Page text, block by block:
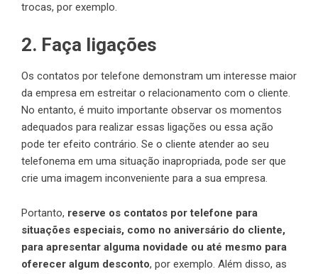
trocas, por exemplo.
2. Faça ligações
Os contatos por telefone demonstram um interesse maior
da empresa em estreitar o relacionamento com o cliente.
No entanto, é muito importante observar os momentos
adequados para realizar essas ligações ou essa ação
pode ter efeito contrário. Se o cliente atender ao seu
telefonema em uma situação inapropriada, pode ser que
crie uma imagem inconveniente para a sua empresa.
Portanto, reserve os contatos por telefone para
situações especiais, como no aniversário do cliente,
para apresentar alguma novidade ou até mesmo para
oferecer algum desconto, por exemplo. Além disso, as